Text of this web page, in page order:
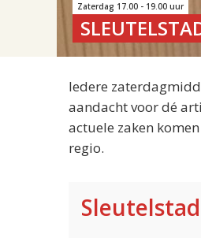
Zaterdag 17.00 - 19.00 uur
Iedere
aandacht voor dé
actuele zaken
regio.